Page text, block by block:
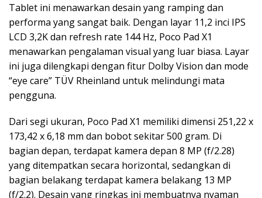
Tablet ini menawarkan desain yang ramping dan
performa yang sangat baik. Dengan layar 11,2 inci IPS
LCD 3,2K dan refresh rate 144 Hz, Poco Pad X1
menawarkan pengalaman visual yang luar biasa. Layar
ini juga dilengkapi dengan fitur Dolby Vision dan mode
“eye care” TÜV Rheinland untuk melindungi mata
pengguna.
Dari segi ukuran, Poco Pad X1 memiliki dimensi 251,22 x
173,42 x 6,18 mm dan bobot sekitar 500 gram. Di
bagian depan, terdapat kamera depan 8 MP (f/2.28)
yang ditempatkan secara horizontal, sedangkan di
bagian belakang terdapat kamera belakang 13 MP
(f/2.2). Desain yang ringkas ini membuatnya nyaman